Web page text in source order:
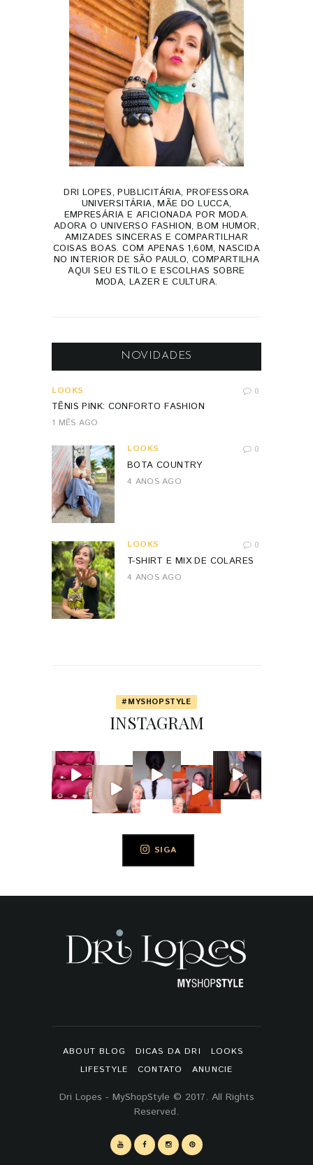
DRI LOPES, PUBLICITÁRIA, PROFESSORA
UNIVERSITÁRIA, MÃE DO LUCCA,
EMPRESÁRIA E AFICIONADA POR MODA.
ADORA O UNIVERSO FASHION, BOM HUMOR,
AMIZADES SINCERAS E COMPARTILHAR
COISAS BOAS. COM APENAS 1,60M, NASCIDA
NO INTERIOR DE SÃO PAULO, COMPARTILHA
AQUI SEU ESTILO E ESCOLHAS SOBRE
MODA, LAZER E CULTURA.
NOVIDADES
LOOKS 0
TÊNIS PINK: CONFORTO FASHION
1 MÊS AGO
LOOKS 0
BOTA COUNTRY
4 ANOS AGO
LOOKS 0
T-SHIRT E MIX DE COLARES
4 ANOS AGO
#MYSHOPSTYLE
INSTAGRAM
SIGA
ABOUT BLOG DICAS DA DRI
LOOKS
LIFESTYLE
CONTATO ANUNCIE
Dri Lopes - MyShopStyle © 2017. All Rights
Reserved.